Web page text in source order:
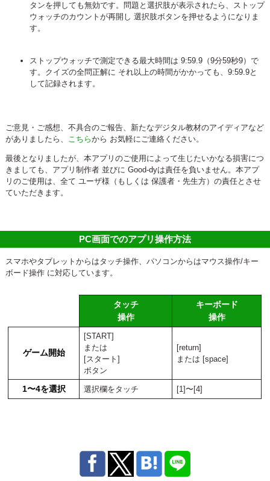
タンを押しても無効です。問題と選択肢が表示されたら、ストップ
ウォッチのカウントが再開し 選択肢ボタンを押せるようになりま
す。
ストップウォッチで測定できる最大時間は 9:59.9（9分59秒9）で
す。クイズの全問正解に それ以上の時間がかかっても、9:59.9と
して記録されます。
ご意見・ご感想、不具合のご報告、新たなデジタル教材のアイディアなど
がありましたら、 こちらから お気軽にご連絡ください。
最後となりましたが、本アプリのご使用によって生じたいかなる損害につ
きましても、アプリ制作者 並びに Good-dyは責任を負いません。本アプ
リのご使用は、全て ユーザ様（もしくは 保護者・先生方）の責任とさせ
ていただきます。
PC画面でのアプリ操作方法
スマホやタブレットからはタッチ操作、パソコンからはマウス操作/キー
ボード操作 に対応しています。
タッチ
操作
キーボード
操作
ゲーム開始
[START]
または
[スタート]
ボタン
[return]
または [space]
1〜4を選択 選択欄をタッチ [1]〜[4]